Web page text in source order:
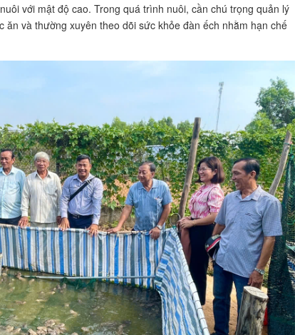
với mật độ cao. Trong quá trình nuôi, cần chú trọng quản lý
ăn và thường xuyên theo dõi sức khỏe đàn ếch nhằm hạn chế